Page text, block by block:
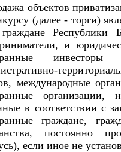
объектов
(далее - торги)
Республики
и
международные
в соответствии с
граждане,
постоянно
если иное не